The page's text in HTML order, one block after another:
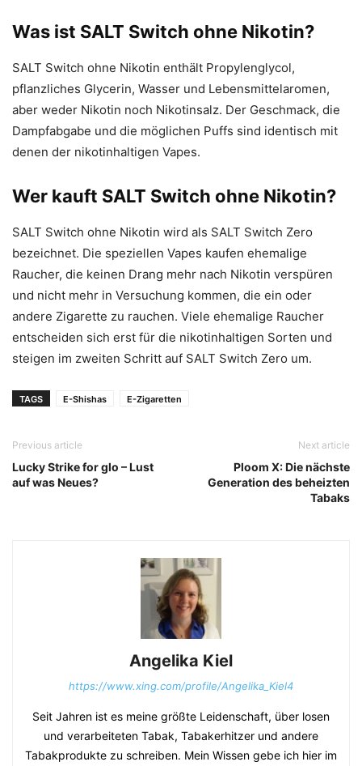
Was ist SALT Switch ohne Nikotin?
SALT Switch ohne Nikotin enthält Propylenglycol,
pflanzliches Glycerin, Wasser und Lebensmittelaromen,
aber weder Nikotin noch Nikotinsalz. Der Geschmack, die
Dampfabgabe und die möglichen Puffs sind identisch mit
denen der nikotinhaltigen Vapes.
Wer kauft SALT Switch ohne Nikotin?
SALT Switch ohne Nikotin wird als SALT Switch Zero
bezeichnet. Die speziellen Vapes kaufen ehemalige
Raucher, die keinen Drang mehr nach Nikotin verspüren
und nicht mehr in Versuchung kommen, die ein oder
andere Zigarette zu rauchen. Viele ehemalige Raucher
entscheiden sich erst für die nikotinhaltigen Sorten und
steigen im zweiten Schritt auf SALT Switch Zero um.
TAGS E-Shishas E-Zigaretten
Previous article
Lucky Strike for glo – Lust
auf was Neues?
Next article
Ploom X: Die nächste
Generation des beheizten
Tabaks
Angelika Kiel
https://www.xing.com/profile/Angelika_Kiel4
Seit Jahren ist es meine größte Leidenschaft, über losen
und verarbeiteten Tabak, Tabakerhitzer und andere
Tabakprodukte zu schreiben. Mein Wissen gebe ich hier im